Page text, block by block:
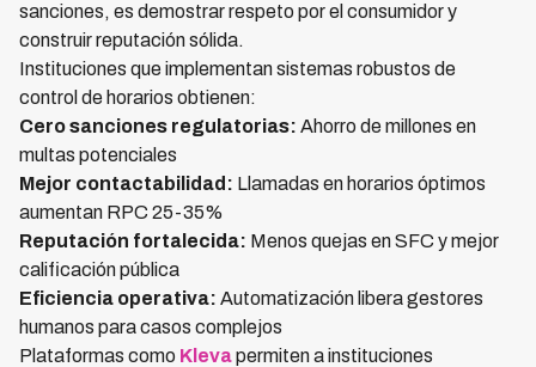
sanciones, es demostrar respeto por el consumidor y
construir reputación sólida.
Instituciones que implementan sistemas robustos de
control de horarios obtienen:
Cero sanciones regulatorias: Ahorro de millones en
multas potenciales
Mejor contactabilidad: Llamadas en horarios óptimos
aumentan RPC 25-35%
Reputación fortalecida: Menos quejas en SFC y mejor
calificación pública
Eficiencia operativa: Automatización libera gestores
humanos para casos complejos
Plataformas como Klevapermiten a instituciones